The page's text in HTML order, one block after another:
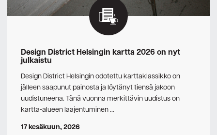
Design District Helsingin kartta 2026 on nyt
julkaistu
Design District Helsingin odotettu karttaklassikko on
jälleen saapunut painosta ja löytänyt tiensä jakoon
uudistuneena. Tänä vuonna merkittävin uudistus on
kartta-alueen laajentuminen …
17 kesäkuun, 2026